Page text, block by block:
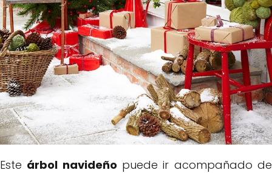
Este árbol navideño puede ir acompañado de